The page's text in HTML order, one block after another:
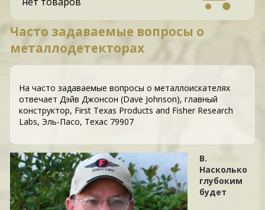
Часто задаваемые вопросы о
металлодетекторах
На часто задаваемые вопросы о металлоискателях
отвечает Дэйв Джонсон (Dave Johnson), главный
конструктор, First Texas Products and Fisher Research
Labs, Эль-Пасо, Техас 79907
В.
Насколько
глубоким
будет